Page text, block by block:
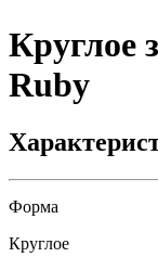
Круглое
Ruby
Форма
Круглое